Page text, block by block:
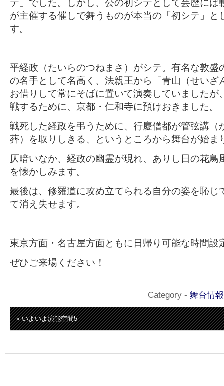
テ」でした。しかし、公の初シテとして芸歴には
が主催する催しで舞うものが本当の「初シテ」と
す。
平経政（たいらのつねまさ）がシテ。有名な敦盛
の名手として名高く、法親王から「青山（せいざ
お借りして常にそばに置いて演奏していましたが
戦するために、京都・仁和寺に預けおきました。
戦死した経政を弔うために、行慶僧都が管弦講（
葬）を取りしきる、というところから舞台が始ま
仄暗いなか、経政の幽霊が現れ、ありし日の花鳥
を懐かしみます。
最後は、修羅道に攻め立てられる自分の姿を恥じ
て消え失せます。
東京方面・名古屋方面ともに日帰り可能な時間設
ぜひご来場ください！
Category - 舞台情報
« いよいよ演能空間5